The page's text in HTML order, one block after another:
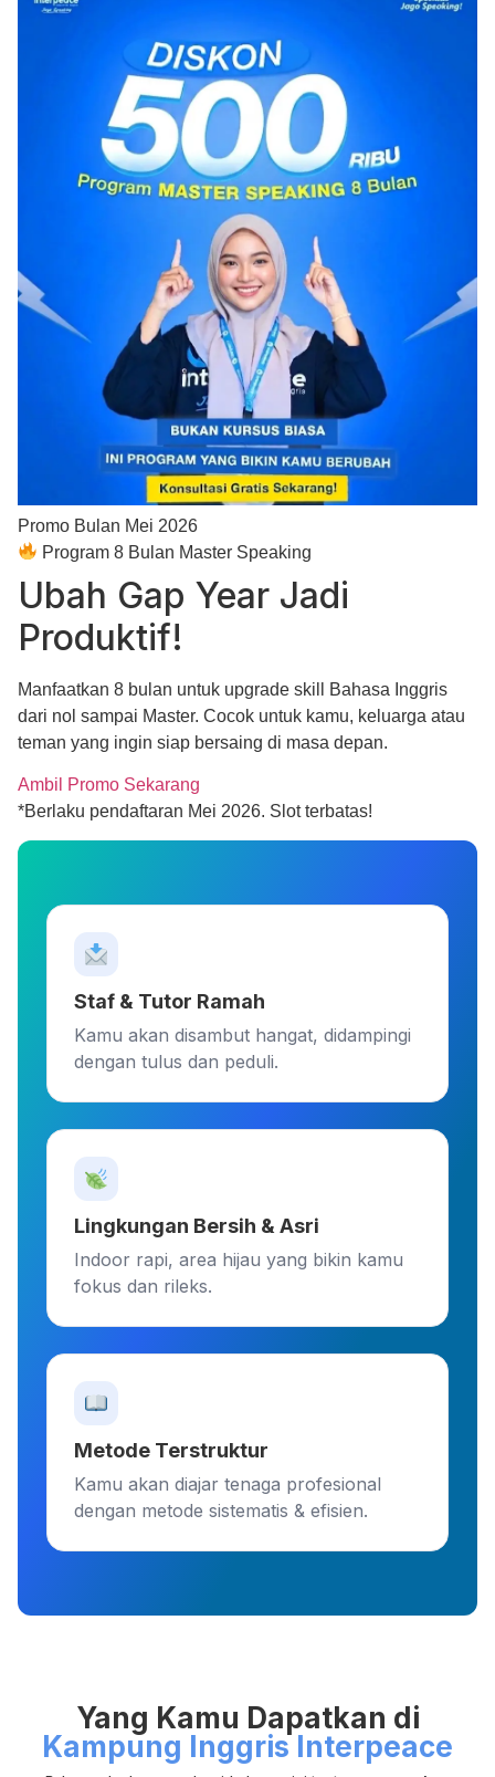
Promo Bulan Mei 2026
Program 8 Bulan Master Speaking
Ubah Gap Year Jadi
Produktif!
Manfaatkan 8 bulan untuk upgrade skill
Bahasa Inggris
dari nol sampai Master. Cocok untuk kamu, keluarga atau
teman yang ingin siap bersaing di masa depan.
Ambil Promo Sekarang
*Berlaku pendaftaran Mei 2026. Slot terbatas!
Staf & Tutor Ramah
Kamu akan disambut hangat, didampingi
dengan tulus dan peduli.
Lingkungan Bersih & Asri
Indoor rapi, area hijau yang bikin kamu
fokus dan rileks.
Metode Terstruktur
Kamu akan diajar tenaga profesional
dengan metode sistematis & efisien.
Yang Kamu Dapatkan di
Kampung Inggris Interpeace